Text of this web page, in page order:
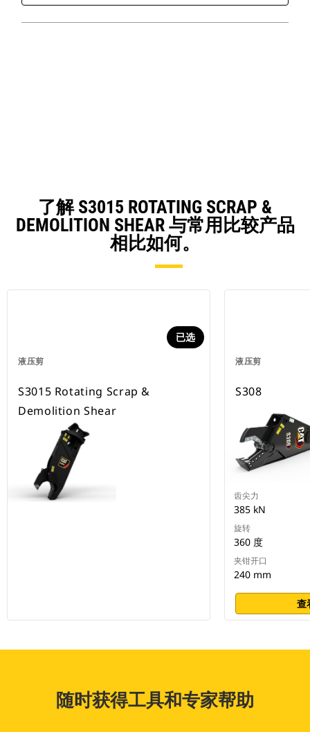
了解 S3015 ROTATING SCRAP &
DEMOLITION SHEAR 与常用比较产品
相比如何。
液压剪
已选
S3015 Rotating Scrap &
Demolition Shear
液压剪
S308
齿尖力
385 kN
旋转
360 度
夹钳开口
240 mm
查
随时获得工具和专家帮助